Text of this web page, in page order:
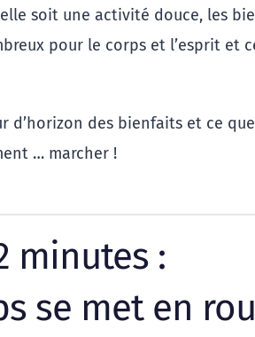
soit une activité douce, les
pour le corps et l’esprit et
d’horizon des bienfaits et ce
… marcher !
minutes :
se met en